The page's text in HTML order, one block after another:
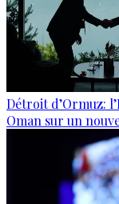
Détroit d’Ormuz:
Oman sur un